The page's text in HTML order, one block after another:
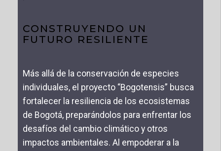
CONSTRUYENDO UN
FUTURO RESILIENTE
Más allá de la conservación de especies
individuales, el proyecto “Bogotensis” busca
fortalecer la resiliencia de los ecosistemas
de Bogotá, preparándolos para enfrentar los
desafíos del cambio climático y otros
impactos ambientales. Al empoderar a la